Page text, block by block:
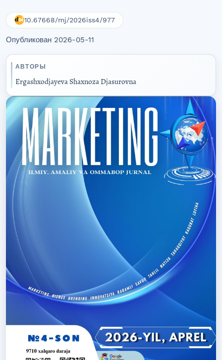
10.67668/mj/2026iss4/977
Опубликован 2026-05-11
АВТОРЫ
Ergashxodjayeva Shaxnoza Djasurovna